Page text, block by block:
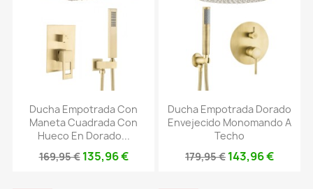
Ducha Empotrada Con
Maneta Cuadrada Con
Hueco En Dorado...
169,95 € 135,96 €
Ducha Empotrada Dorado
Envejecido Monomando A
Techo
179,95 € 143,96 €